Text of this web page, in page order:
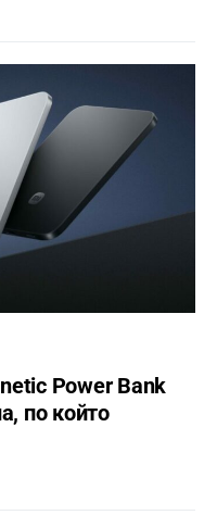
Power Bank
по който